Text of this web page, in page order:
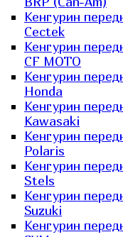
Кенгурин
Cectek
Кенгурин
CF MOTO
Кенгурин
Honda
Кенгурин
Kawasaki
Кенгурин
Polaris
Кенгурин
Stels
Кенгурин
Suzuki
Кенгурин